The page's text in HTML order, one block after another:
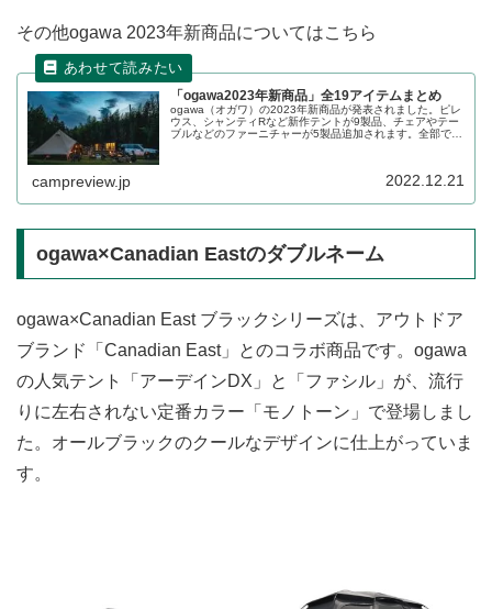
その他ogawa 2023年新商品についてはこちら
「ogawa2023年新商品」全19アイテムまとめ
ogawa（オガワ）の2023年新商品が発表されました。ピレ
ウス、シャンティRなど新作テントが9製品、チェアやテー
ブルなどのファーニチャーが5製品追加されます。全部で
campreview.jp 2022.12.21
ogawa×Canadian Eastのダブルネーム
ogawa×Canadian East ブラックシリーズは、アウトドア
ブランド「Canadian East」とのコラボ商品です。ogawa
の人気テント「アーデインDX」と「ファシル」が、流行
りに左右されない定番カラー「モノトーン」で登場しまし
た。オールブラックのクールなデザインに仕上がっていま
す。